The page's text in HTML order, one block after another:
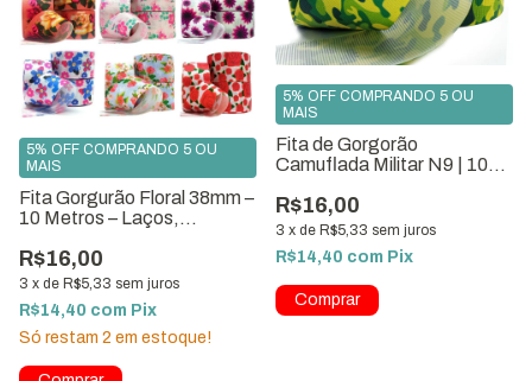
Fita Gorgurão Floral 38mm –
10 Metros – Laços,
R$16,00
3 x de R$5,33 sem juros
5% OFF COMPRANDO 5 OU
MAIS
R$14,40 com Pix
Só restam 2 em estoque!
Fita de Gorgorão
Camuflada Militar N9 | 10
R$16,00
3 x de R$5,33 sem juros
5% OFF COMPRANDO 5 OU
MAIS
R$14,40 com Pix